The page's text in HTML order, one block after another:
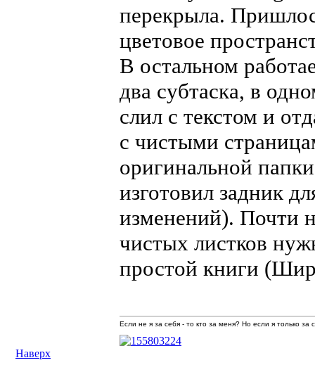
перекрыла.
цветовое
В остальном
два субтаска, в
слил с текстом и
с чистыми
оригинальной
изготовил задник
изменений). Почти
чистых листков
простой книги
Наверх
Если не я за себя - то кто за меня? Но если я только